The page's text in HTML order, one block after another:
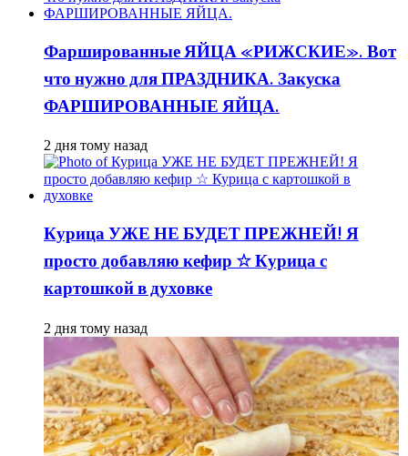
Фаршированные ЯЙЦА «РИЖСКИЕ». Вот
что нужно для ПРАЗДНИКА. Закуска
ФАРШИРОВАННЫЕ ЯЙЦА.
2 дня тому назад
Курица УЖЕ НЕ БУДЕТ ПРЕЖНЕЙ! Я
просто добавляю кефир ☆ Курица с
картошкой в духовке
2 дня тому назад